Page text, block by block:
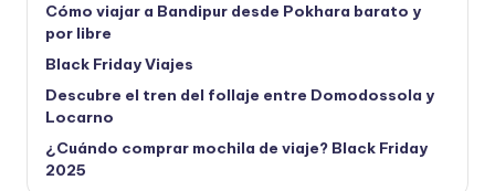
Cómo viajar a Bandipur desde Pokhara barato y
por libre
Black Friday Viajes
Descubre el tren del follaje entre Domodossola y
Locarno
¿Cuándo comprar mochila de viaje? Black Friday
2025